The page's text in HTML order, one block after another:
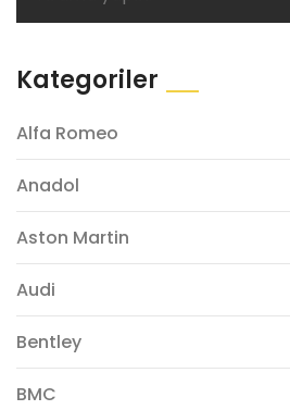
Kategoriler
Alfa Romeo
Anadol
Aston Martin
Audi
Bentley
BMC